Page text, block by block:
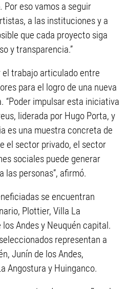
. Por eso vamos a seguir
a las instituciones y a
que cada proyecto siga
y transparencia.”
trabajo articulado entre
para el logro de una nueva
“Poder impulsar esta iniciativa
liderada por Hugo Porta, y
es una muestra concreta de
el sector privado, el sector
sociales puede generar
las personas”, afirmó.
se encuentran
Plottier, Villa La
Andes y Neuquén capital.
representan a
Junín de los Andes,
Angostura y Huinganco.